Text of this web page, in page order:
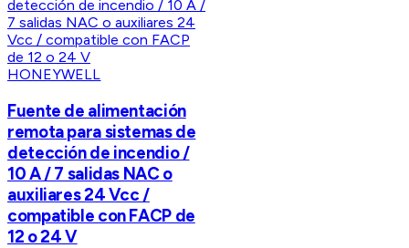
HONEYWELL
Fuente de alimentación
remota para sistemas de
detección de incendio /
10 A / 7 salidas NAC o
auxiliares 24 Vcc /
compatible con FACP de
12 o 24 V